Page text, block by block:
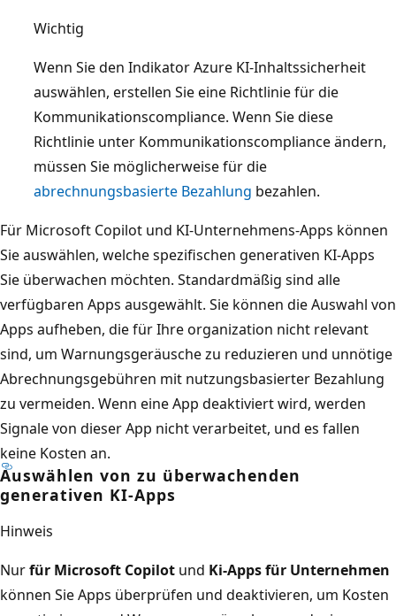
Wichtig
Wenn Sie den Indikator Azure KI-Inhaltssicherheit
auswählen, erstellen Sie eine Richtlinie für die
Kommunikationscompliance. Wenn Sie diese
Richtlinie unter Kommunikationscompliance ändern,
müssen Sie möglicherweise für die
abrechnungsbasierte Bezahlung bezahlen.
Für Microsoft Copilot und KI-Unternehmens-Apps können
Sie auswählen, welche spezifischen generativen KI-Apps
Sie überwachen möchten. Standardmäßig sind alle
verfügbaren Apps ausgewählt. Sie können die Auswahl von
Apps aufheben, die für Ihre organization nicht relevant
sind, um Warnungsgeräusche zu reduzieren und unnötige
Abrechnungsgebühren mit nutzungsbasierter Bezahlung
zu vermeiden. Wenn eine App deaktiviert wird, werden
Signale von dieser App nicht verarbeitet, und es fallen
keine Kosten an.
Auswählen von zu überwachenden
generativen KI-Apps
Hinweis
Nurfür Microsoft Copilot und Ki-Apps für Unternehmen
können Sie Apps überprüfen und deaktivieren, um Kosten